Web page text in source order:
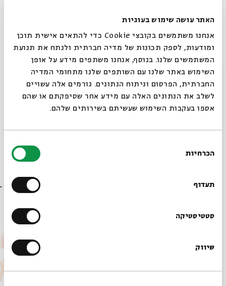
האתר עושה שימוש בעוגיות
אנחנו משתמשים בקובצי Cookie כדי להתאים אישית תוכן
ומודעות, לספק תכונות של מדיה חברתית ולנתח את תנועת
המשתמשים שלנו. בנוסף, אנחנו משתפים מידע על אופן
השימוש באתר שלנו עם השותפים שלנו מתחומי המדיה
החברתית, הפרסום וניתוח הנתונים. גורמים אלה עשויים
לשלב את הנתונים האלה עם מידע אחר שסיפקתם או שהם
אספו בעקבות השימוש שעשיתם בשירותים שלהם.
הסכמה
הכרחיות
תעדוף
סטטיסטיקה
שיווק
חלוקת כרטיסים מהשעה 18:30
כל הסרטים בסדרה הופקו בתמיכת קרן אבי חי
סגור